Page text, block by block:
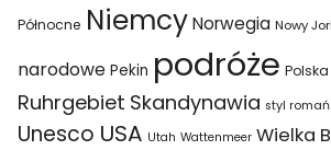
Północne Niemcy Norwegia Nowy
narodowe Pekin podróże Polska
Ruhrgebiet Skandynawia styl
Unesco USA Utah Wattenmeer Wielka